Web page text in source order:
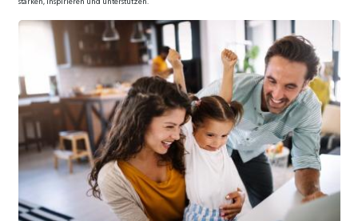
stärken, inspirieren und unterstützen.